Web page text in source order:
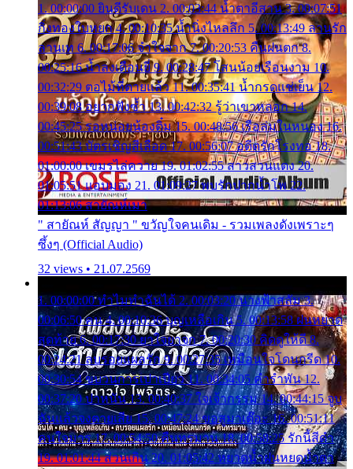
1. 00:00:00 ยินดีรับเดน 2. 00:03:44 น้ำตาอีสาน 3. 00:07:51
กิ่งทองใบหยก 4. 00:10:35 น้ำนิ่งไหลลึก 5. 00:13:49 ลานรัก
ลานเท 6. 00:17:06 จำใจจาก 7. 00:20:53 คืนฝนตก 8.
00:25:16 น้ำลงเดือนยี่ 9. 00:28:47 โสนน้อยเรือนงาม 10.
00:32:29 ตอไม้ที่ตายแล้ว 11. 00:35:41 น้ำกรดแช่เย็น 12.
00:39:08 อยากฟังซ้ำ 13. 00:42:32 รู้ว่าเขาหลอก 14.
00:45:25 รอหน่อยน้องติ๋ม 15. 00:48:56 เรือล่มในหนอง 16.
00:51:43 บัตรเชิญสีเลือด 17. 00:56:07 อดีตรักโรงทอ 18.
01:00:00 เขมรไล่ควาย 19. 01:02:55 สาวสวนแตง 20.
01:05:51 แอบมอง 21. 01:09:27 พบรักปากน้ำโพ 22.
01:13:06 สายัณห์เมา
" สายัณห์ สัญญา " ขวัญใจคนเดิม - รวมเพลงดังเพราะๆ
ซึ้งๆ (Official Audio)
32 views • 21.07.2569
1. 00:00:00 ทำไมทำฉันได้ 2. 00:03:20 นางฟ้าสลัม 3.
00:06:50 คน 4. 00:10:36 บุญเหลือเกิน 5. 00:13:58 ฝนหยาด
สุดท้าย 6. 00:17:30 ยาใจยาจก 7. 00:20:30 คิดดูให้ดี 8.
00:24:21 ลบรอยแผลรัก 9. 00:27:35 เหมือนใจโดนกรีด 10.
00:30:54 ขบวนการเปาเปียว 11. 00:34:05 คำรำพัน 12.
00:37:20 ปาหนัน 13. 00:40:37 ใจเจ้ากรรม 14. 00:44:15 จูบ
ฉันแล้วจงตายเสีย 15. 00:47:24 ขอสูมาเต๊อะ 16. 00:51:11
คนใจมาร 17. 00:54:50 คืนทรมาน 18. 00:58:25 รักนี้สีดำ
19. 01:01:44 ส่วนเกิน 20. 01:05:42 หยาดน้ำฝนหยดน้ำตา